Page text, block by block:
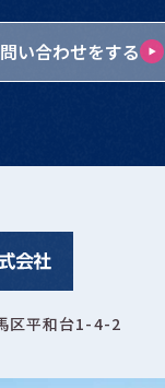
い合わせをする
区平和台1-4-2